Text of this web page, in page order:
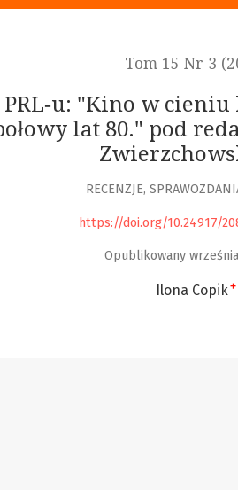
Tom 15 Nr 3
"Kino w
lat 80." pod
RECENZJE,
https://doi.org/10.24917/
Opublikowany
Ilona Copik+